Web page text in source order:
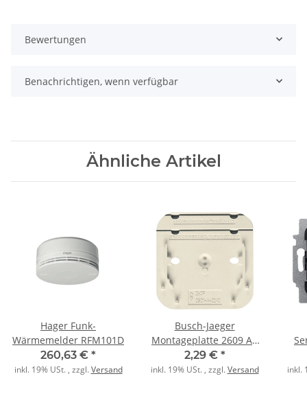
Bewertungen
Benachrichtigen, wenn verfügbar
Ähnliche Artikel
Hager Funk-
Wärmemelder RFM101D
260,63 € *
inkl. 19% USt. , zzgl.Versand
Busch-Jaeger
Montageplatte 2609 AP
weiß
2,29 € *
inkl. 19% USt. , zzgl.Versand inkl.